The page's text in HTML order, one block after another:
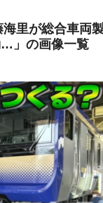
海里が総合車両
…」の画像一覧